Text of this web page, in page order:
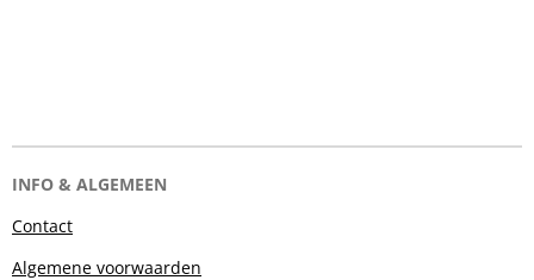
INFO & ALGEMEEN
Contact
Algemene voorwaarden